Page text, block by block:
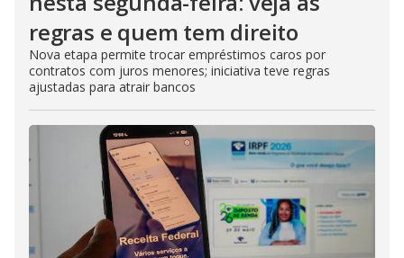
regras e quem tem direito
Nova etapa permite trocar empréstimos caros por
contratos com juros menores; iniciativa teve regras
ajustadas para atrair bancos